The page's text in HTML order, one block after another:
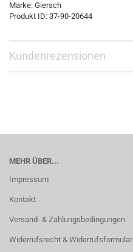
Marke: Giersch
Produkt ID: 37-90-20644
Kundenrezensionen
MEHR ÜBER...
Impressum
Kontakt
Versand- & Zahlungsbedingungen
Widerrufsrecht & Widerrufsformular